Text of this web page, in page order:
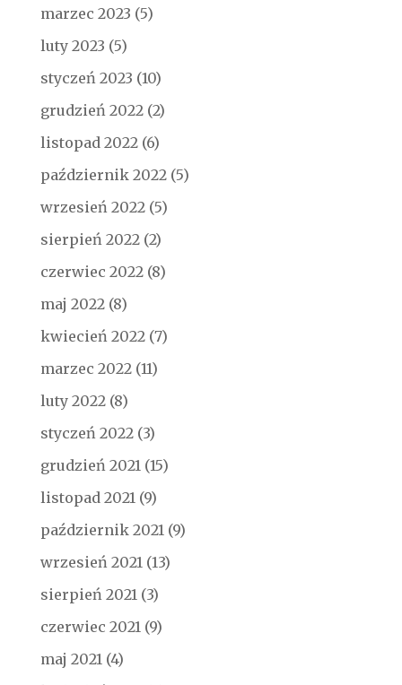
marzec 2023 (5)
luty 2023 (5)
styczeń 2023 (10)
grudzień 2022(2)
listopad 2022(6)
październik 2022(5)
wrzesień 2022(5)
sierpień 2022(2)
czerwiec 2022(8)
maj 2022(8)
kwiecień 2022(7)
marzec 2022(11)
luty 2022(8)
styczeń 2022(3)
grudzień 2021(15)
listopad 2021(9)
październik 2021(9)
wrzesień 2021(13)
sierpień 2021(3)
czerwiec 2021(9)
maj 2021(4)